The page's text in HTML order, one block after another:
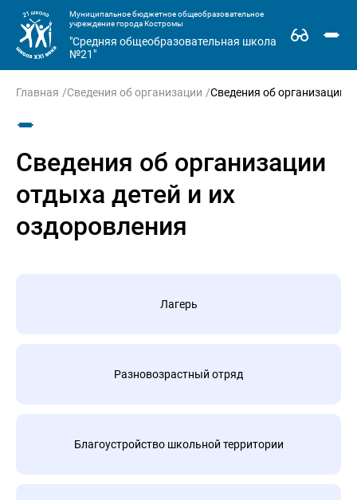
Муниципальное бюджетное общеобразовательное
учреждение города Костромы
"Средняя общеобразовательная школа
№21"
Главная Сведения об организации Сведения об организации
Сведения об организации
отдыха детей и их
оздоровления
Лагерь
Разновозрастный отряд
Благоустройство школьной территории